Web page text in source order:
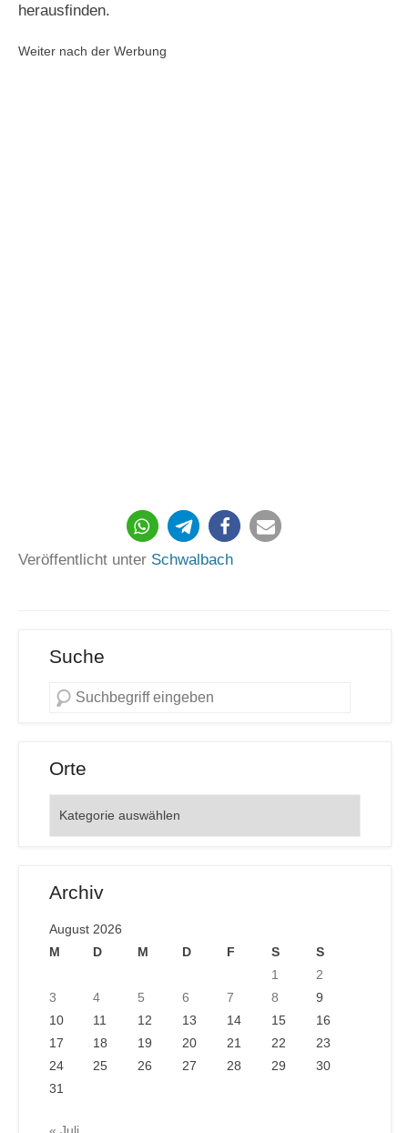
herausfinden.
Weiter nach der Werbung
Veröffentlicht unter Schwalbach
Suche
Orte
Archiv
August 2026
M
D M D F S
S
1
2
3
4 5 6 7 8
9
10
11 12 13 14 15
16
17
18 19 20 21 22
23
24
25 26 27 28 29
30
31
« Juli